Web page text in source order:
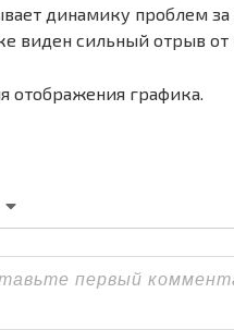
динамику проблем за
виден сильный отрыв
отображения графика.